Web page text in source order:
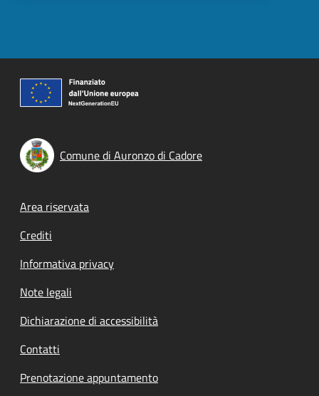
Comune di Auronzo di Cadore
Footer menu
Area riservata
Crediti
Informativa privacy
Note legali
Dichiarazione di accessibilità
Contatti
Prenotazione appuntamento